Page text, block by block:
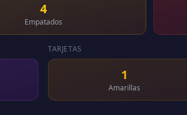
4
Empatados
TARJETAS
1
Amarillas